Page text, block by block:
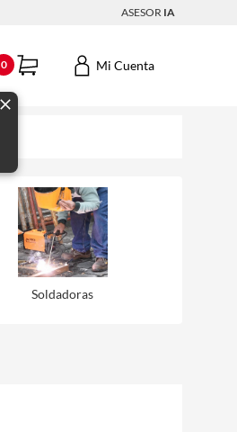
ASESOR IA
0 Mi Cuenta
Soldadoras